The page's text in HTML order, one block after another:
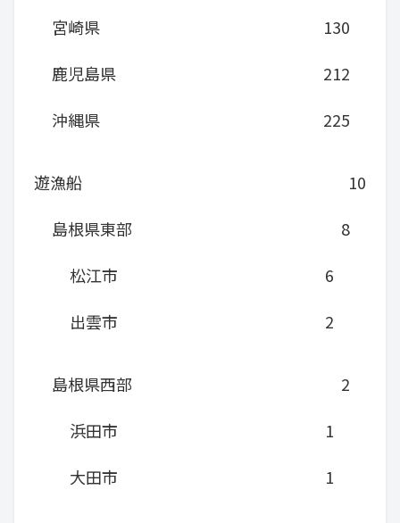
宮崎県
130
鹿児島県
212
沖縄県
225
遊漁船
10
島根県東部
8
松江市
6
出雲市
2
島根県西部
2
浜田市
1
大田市
1